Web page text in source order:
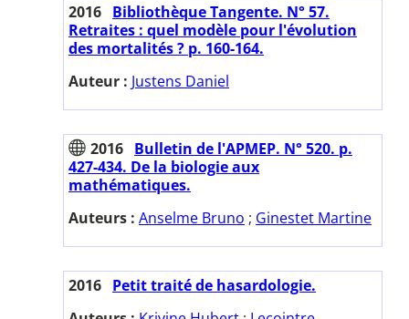
2016 Bibliothèque Tangente. N° 57.
Retraites : quel modèle pour l'évolution
des mortalités ? p. 160-164.
Auteur : Justens Daniel
2016 Bulletin de l'APMEP. N° 520. p.
427-434. De la biologie aux
mathématiques.
Auteurs : Anselme Bruno ; Ginestet Martine
2016 Petit traité de hasardologie.